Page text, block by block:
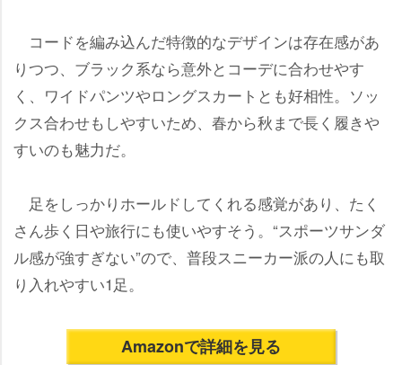
コードを編み込んだ特徴的なデザインは存在感があ
りつつ、ブラック系なら意外とコーデに合わせやす
く、ワイドパンツやロングスカートとも好相性。ソッ
クス合わせもしやすいため、春から秋まで長く履き
すいのも魅力だ。
足をしっかりホールドしてくれる感覚があり、たく
さん歩く日や旅行にも使いやすそう。“スポーツサンダ
ル感が強すぎない”ので、普段スニーカー派の人にも取
り入れやすい1足。
Amazonで詳細を見る